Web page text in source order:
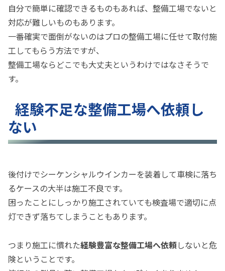
自分で簡単に確認できるものもあれば、整備工場でないと
対応が難しいものもあります。
一番確実で面倒がないのはプロの整備工場に任せて取付施
工してもらう方法ですが、
整備工場ならどこでも大丈夫というわけではなさそうで
す。
経験不足な整備工場へ依頼し
ない
後付けでシーケンシャルウインカーを装着して車検に落ち
るケースの大半は施工不良です。
困ったことにしっかり施工されていても検査場で適切に点
灯できず落ちてしまうこともあります。
つまり施工に慣れた経験豊富な整備工場へ依頼しないと危
険ということです。